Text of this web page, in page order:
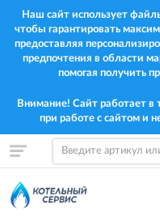
Наш сайт использует
чтобы гарантировать
предоставляя
предпочтения в области
помогая получить
Внимание! Сайт работает
при работе с сайтом и